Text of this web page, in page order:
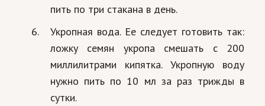
пить по три стакана в день.
Укропная вода. Ее следует готовить так:
ложку семян укропа смешать с 200
миллилитрами кипятка. Укропную воду
нужно пить по 10 мл за раз трижды в
сутки.